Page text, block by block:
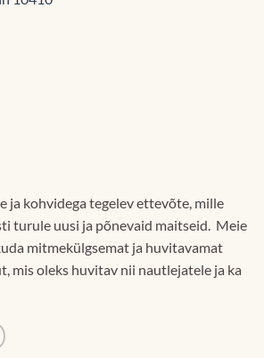
ja kohvidega tegelev ettevõte, mille
turule uusi ja põnevaid maitseid. Meie
mitmekülgsemat ja huvitavamat
mis oleks huvitav nii nautlejatele ja ka